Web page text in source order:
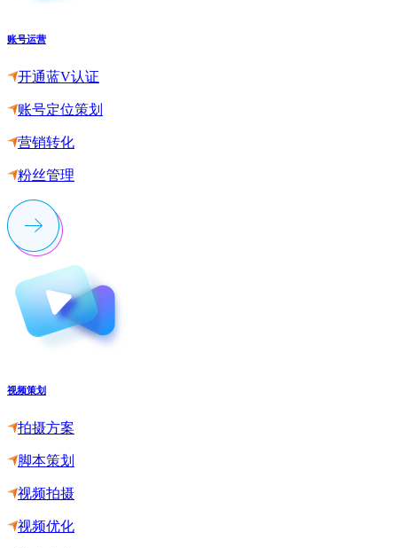
账号运营
开通蓝V认证
账号定位策划
营销转化
粉丝管理
视频策划
拍摄方案
脚本策划
视频拍摄
视频优化